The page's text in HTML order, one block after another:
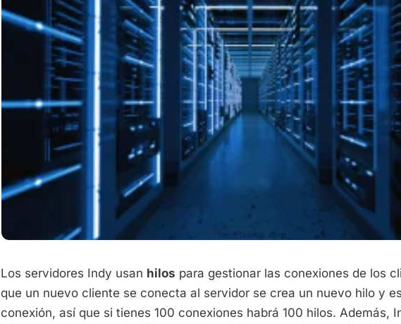
Los servidores Indy usan hilos para gestionar las conexiones de los
que un nuevo cliente se conecta al servidor se crea un nuevo hilo y
conexión, así que si tienes 100 conexiones habrá 100 hilos. Además,